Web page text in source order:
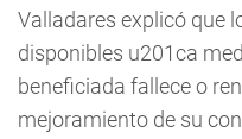
Valladares explicó que
disponibles u201ca
beneficiada fallece o
mejoramiento de su